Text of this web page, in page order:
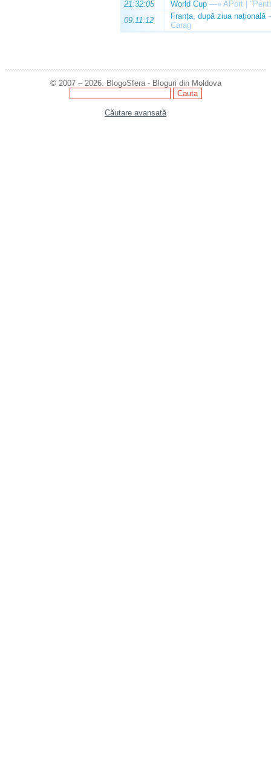
21:32:05 World Cup —» APort |
09:11:12
Franța, după ziua națională
Carag
© 2007 – 2026. BlogoSfera - Bloguri din Moldova
Căutare avansată